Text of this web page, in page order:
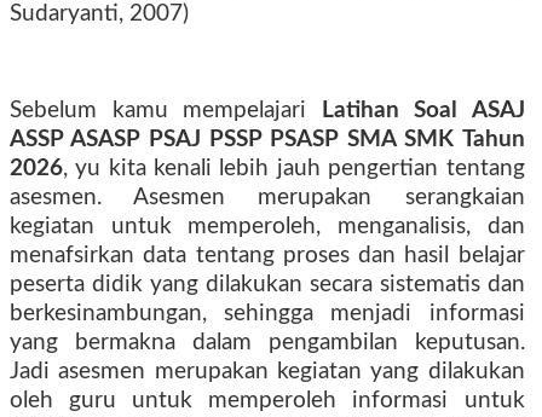
Sudaryanti, 2007)
Sebelum kamu mempelajari
Latihan Soal ASAJ
ASSP ASASP PSAJ PSSP PSASP SMA SMK Tahun
2026, yu kita kenali lebih jauh pengertian tentang
asesmen. Asesmen merupakan serangkaian
kegiatan untuk memperoleh, menganalisis, dan
menafsirkan data tentang proses dan hasil belajar
peserta didik yang dilakukan secara sistematis dan
berkesinambungan, sehingga menjadi informasi
yang bermakna dalam pengambilan keputusan.
Jadi asesmen merupakan kegiatan yang dilakukan
oleh guru untuk memperoleh informasi untuk